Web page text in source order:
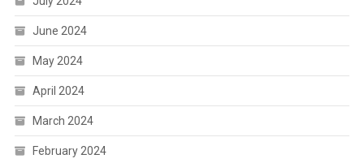
June 2024
May 2024
April 2024
March 2024
February 2024